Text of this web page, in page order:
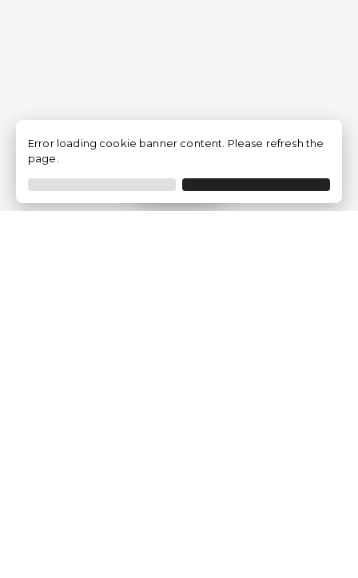
Filtro
Error loading cookie banner content. Please refresh the
page.